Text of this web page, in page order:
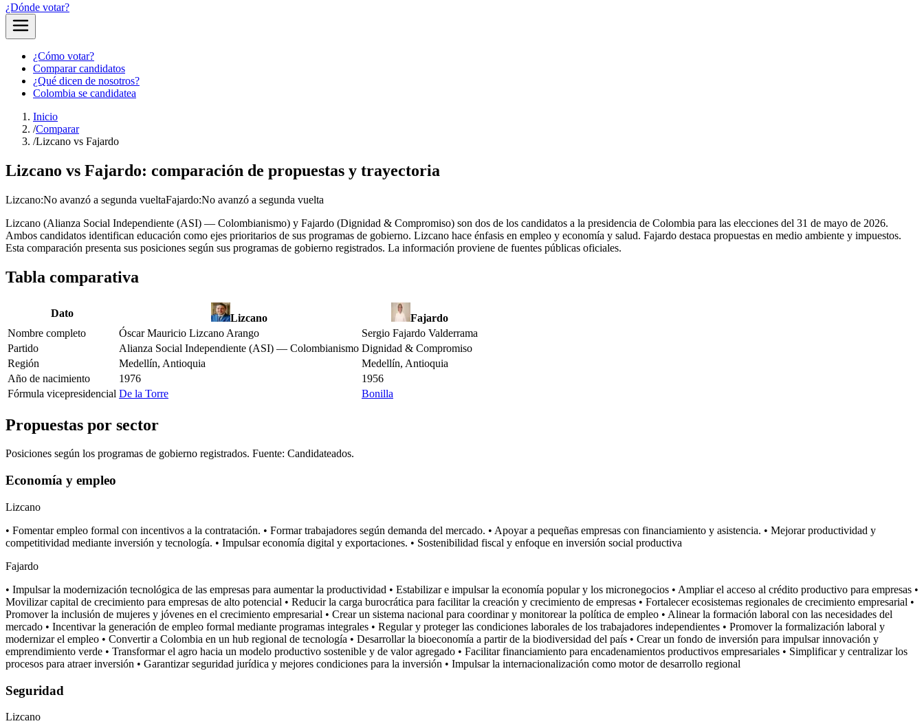
¿Dónde votar?
¿Cómo votar?
Comparar candidatos
¿Qué dicen de nosotros?
Colombia se candidatea
Inicio
/Comparar
/Lizcano vs Fajardo
Lizcano vs Fajardo: comparación de propuestas y trayectoria
Lizcano:No avanzó a segunda vueltaFajardo:No avanzó a segunda vuelta
Lizcano (Alianza Social Independiente (ASI) — Colombianismo) y Fajardo (Dignidad & Compromiso) son dos de los candidatos a la presidencia de Colombia para las elecciones del 31 de mayo de 2026.
Ambos candidatos identifican educación como ejes prioritarios de sus programas de gobierno. Lizcano hace énfasis en empleo y economía y salud. Fajardo destaca propuestas en medio ambiente y impuestos.
Esta comparación presenta sus posiciones según sus programas de gobierno registrados. La información proviene de fuentes públicas oficiales.
Tabla comparativa
Dato Lizcano
Fajardo
Nombre completo
Óscar Mauricio Lizcano Arango
Sergio Fajardo Valderrama
Partido
Alianza Social Independiente (ASI) — Colombianismo Dignidad & Compromiso
Región
Medellín, Antioquia
Medellín, Antioquia
Año de nacimiento
1976
1956
Fórmula vicepresidencial De la Torre Bonilla
Propuestas por sector
Posiciones según los programas de gobierno registrados. Fuente: Candidateados.
Economía y empleo
Lizcano
• Fomentar empleo formal con incentivos a la contratación. • Formar trabajadores según demanda del mercado. • Apoyar a pequeñas empresas con financiamiento y asistencia. • Mejorar productividad y
competitividad mediante inversión y tecnología. • Impulsar economía digital y exportaciones. • Sostenibilidad fiscal y enfoque en inversión social productiva
Fajardo
• Impulsar la modernización tecnológica de las empresas para aumentar la productividad • Estabilizar e impulsar la economía popular y los micronegocios • Ampliar el acceso al crédito productivo para empresas •
Movilizar capital de crecimiento para empresas de alto potencial • Reducir la carga burocrática para facilitar la creación y crecimiento de empresas • Fortalecer ecosistemas regionales de crecimiento empresarial •
Promover la inclusión de mujeres y jóvenes en el crecimiento empresarial • Crear un sistema nacional para coordinar y monitorear la política de empleo • Alinear la formación laboral con las necesidades del
mercado • Incentivar la generación de empleo formal mediante programas integrales • Regular y proteger las condiciones laborales de los trabajadores independientes • Promover la formalización laboral y
modernizar el empleo • Convertir a Colombia en un hub regional de tecnología • Desarrollar la bioeconomía a partir de la biodiversidad del país • Crear un fondo de inversión para impulsar innovación y
emprendimiento verde • Transformar el agro hacia un modelo productivo sostenible y de valor agregado • Facilitar financiamiento para encadenamientos productivos empresariales • Simplificar y centralizar los
procesos para atraer inversión • Garantizar seguridad jurídica y mejores condiciones para la inversión • Impulsar la internacionalización como motor de desarrollo regional
Seguridad
Lizcano